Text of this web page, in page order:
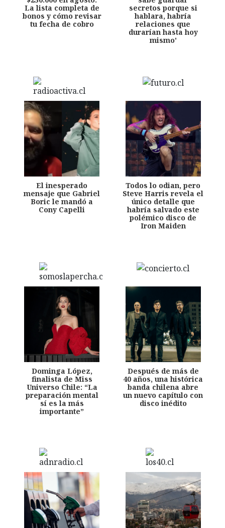
La lista completa de
bonos y cómo revisar
tu fecha de cobro
secretos porque si
hablara, habría
relaciones que
durarían hasta hoy
mismo'
El inesperado
mensaje que Gabriel
Boric le mandó a
Cony Capelli
Todos lo odian, pero
Steve Harris revela el
único detalle que
habría salvado este
polémico disco de
Iron Maiden
Dominga López,
finalista de Miss
Universo Chile: “La
preparación mental
sí es la más
importante”
Después de más de
40 años, una histórica
banda chilena abre
un nuevo capítulo con
disco inédito